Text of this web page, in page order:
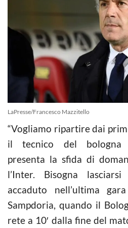
LaPresse/Francesco Mazzitello
“Vogliamo ripartire dai primi
il tecnico del bologna
presenta la sfida di
l’Inter. Bisogna
accaduto nell’ultima
Sampdoria, quando il
rete a 10′ dalla fine del